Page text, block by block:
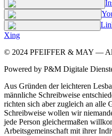
Xing
© 2024 PFEIFFER & MAY —
Powered by P&M Digitale
Aus Gründen der leichteren
männliche Schreibweise
richten sich aber zugleich an alle
Schreibweise wollen wir
jede Person gleichermaßen
Arbeitsgemeinschaft mit ihrer